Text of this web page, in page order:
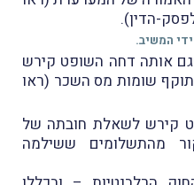
המשיב.
אותה דחה השופט קירש
שומות מס השכר (ראו
קירש לשאלת חובתה של
מהתשלומים ששילמה